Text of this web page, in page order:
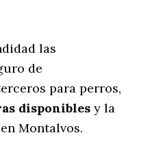
las
de
para perros,
disponibles y la
Montalvos.